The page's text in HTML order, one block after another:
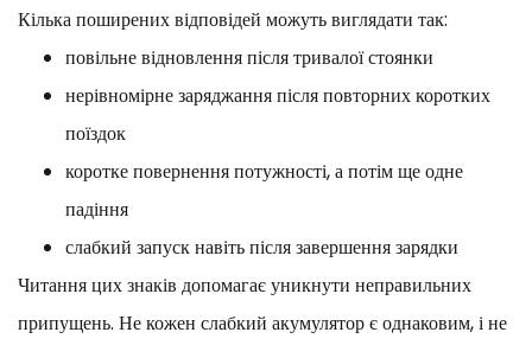
Кілька поширених відповідей можуть виглядати так:
повільне відновлення після тривалої стоянки
нерівномірне заряджання після повторних коротких
поїздок
коротке повернення потужності, а потім ще одне
падіння
слабкий запуск навіть після завершення зарядки
Читання цих знаків допомагає уникнути неправильних
припущень. Не кожен слабкий акумулятор є однаковим, і не